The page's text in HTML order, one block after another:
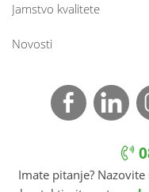
Jamstvo kvalitete
Novosti
Imate pitanje?